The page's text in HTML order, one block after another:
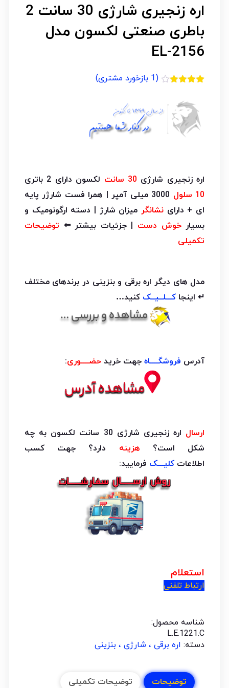
اره زنجیری شارژی 30 سانت 2
باطری صنعتی لکسون مدل
2156-EL
در
امتیازدهی
مشتری
(
1 بازخورد مشتری)
اره زنجیری شارژی 30 سانت
لکسون دارای 2 باتری
10 سلول
3000 میلی آمپر | همرا فست شارژر پایه
ای + دارای نشانگر میزان شارژ | دسته ارگونومیک و
بسیارخوش دست | جزئیات بیشتر ⇐ توضیحات
تکمیلی
مدل های دیگر اره برقی و بنزینی در برندهای مختلف
↵ اینجا کـــلــیــک کنید…
آدرس فروشگــــاهجهت خرید حضــــوری:
ارسال
اره زنجیری شارژی 30 سانت لکسون به چه
شکل است؟ هزینه دارد؟ جهت کسب
اطلاعات کلیـــک فرمایید:
استعلام
ارتباط تلفنی
شناسه محصول:
L.E.1221.C
دسته: اره برقی ، شارژی ، بنزینی
توضیحات توضیحات تکمیلی